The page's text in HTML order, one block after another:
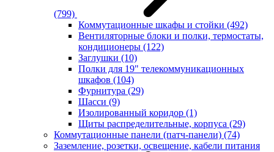
(799)
Коммутационные шкафы и стойки (492)
Вентиляторные блоки и полки, термостаты,
кондиционеры (122)
Заглушки (10)
Полки для 19" телекоммуникационных
шкафов (104)
Фурнитура (29)
Шасси (9)
Изолированный коридор (1)
Щиты распределительные, корпуса (29)
Коммутационные панели (патч-панели) (74)
Заземление, розетки, освещение, кабели питания